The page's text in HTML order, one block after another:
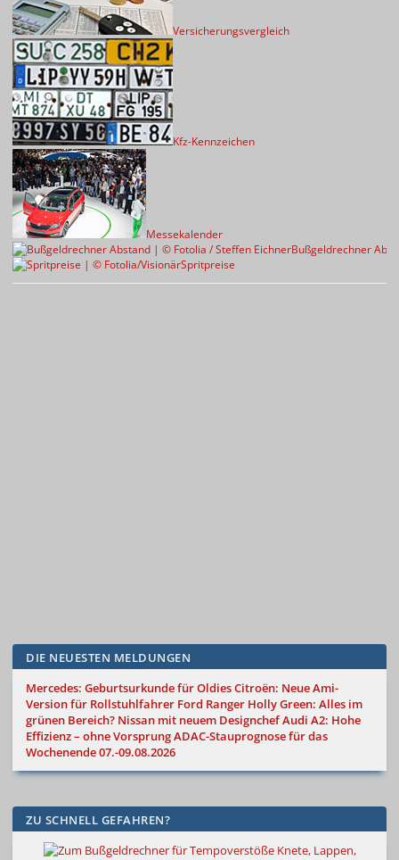
Versicherungsvergleich
Kfz-Kennzeichen
Messekalender
Bußgeldrechner
Spritpreise
DIE NEUESTEN MELDUNGEN
Mercedes: Geburtsurkunde für OldiesCitroën: Neue Ami-
Version für Rollstuhlfahrer Ford Ranger Holly Green: Alles im
grünen Bereich? Nissan mit neuem DesignchefAudi A2: Hohe
Effizienz – ohne VorsprungADAC-Stauprognose für das
Wochenende 07.-09.08.2026
ZU SCHNELL GEFAHREN?
Knete, Lappen,